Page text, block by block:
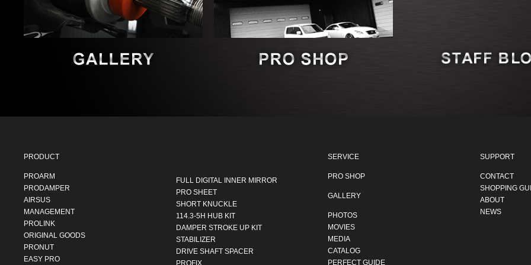
PRODUCT
PROARM
PRODAMPER
AIRSUS
MANAGEMENT
PROLINK
ORIGINAL GOODS
PRONUT
EASY PRO
FULL DIGITAL INNER MIRROR
PRO SHEET
SHORT KNUCKLE
114.3-5H HUB KIT
DAMPER STROKE UP KIT
STABILIZER
DRIVE SHAFT SPACER
PROFIX
SERVICE
PRO SHOP
GALLERY
PHOTOS
MOVIES
MEDIA
CATALOG
PERFECT GUIDE
SUPPORT
CONTACT
SHOPPING
ABOUT
NEWS